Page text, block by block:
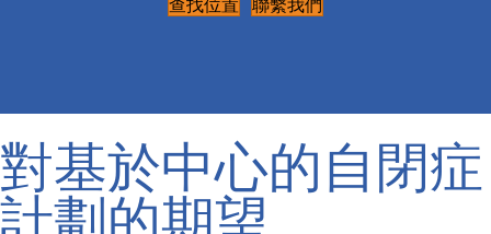
查找位置 聯繫我們
對基於中心的自閉症